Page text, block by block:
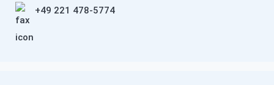
+49 221 478-5774